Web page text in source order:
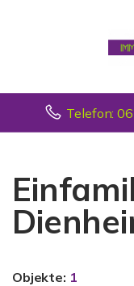
Telefon:
Objekte: 1